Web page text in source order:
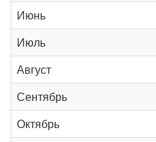
Июнь
Июль
Август
Сентябрь
Октябрь